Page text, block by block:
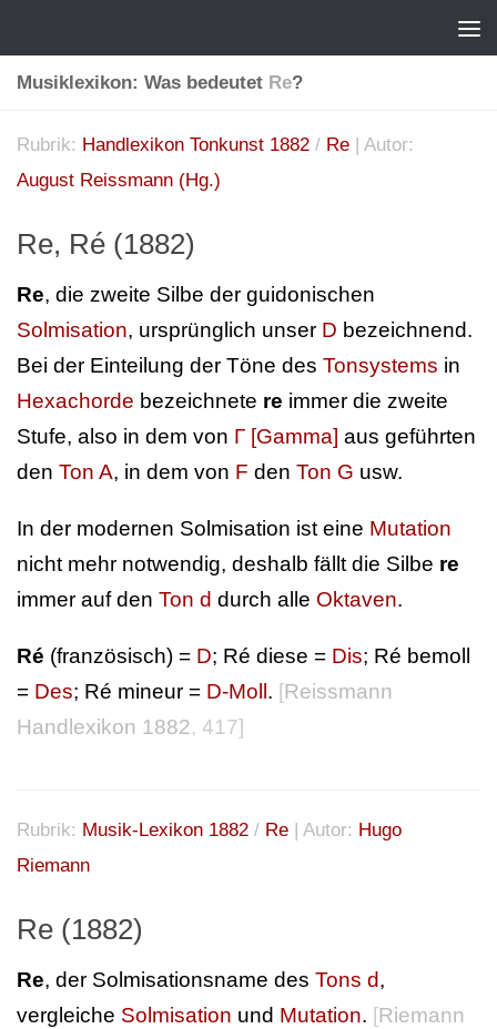
Musiklexikon: Was bedeutet Re?
Rubrik: Handlexikon Tonkunst 1882 / Re | Autor:
August Reissmann (Hg.)
Re, Ré (1882)
Re, die zweite Silbe der guidonischen
Solmisation, ursprünglich unser D bezeichnend.
Bei der Einteilung der Töne des Tonsystems in
Hexachorde bezeichnete re immer die zweite
Stufe, also in dem von Γ [Gamma] aus geführten
den Ton A, in dem von F den Ton G usw.
In der modernen Solmisation ist eine Mutation
nicht mehr notwendig, deshalb fällt die Silbe re
immer auf den Ton d durch alle Oktaven.
Ré (französisch) = D; Ré diese = Dis; Ré bemoll
= Des; Ré mineur = D-Moll . [Reissmann
Handlexikon 1882, 417]
Rubrik: Musik-Lexikon 1882 / Re | Autor: Hugo
Riemann
Re (1882)
Re, der Solmisationsname des Tons d,
vergleiche Solmisation und Mutation. [Riemann